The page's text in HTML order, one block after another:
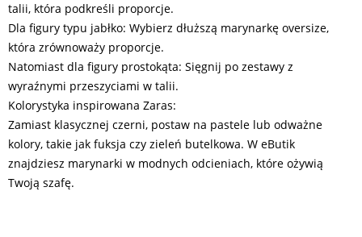
talii, która podkreśli proporcje.
Dla figury typu jabłko: Wybierz dłuższą marynarkę oversize,
która zrównoważy proporcje.
Natomiast dla figury prostokąta: Sięgnij po zestawy z
wyraźnymi przeszyciami w talii.
Kolorystyka inspirowana Zaras:
Zamiast klasycznej czerni, postaw na pastele lub odważne
kolory, takie jak fuksja czy zieleń butelkowa. W eButik
znajdziesz marynarki w modnych odcieniach, które ożywią
Twoją szafę.